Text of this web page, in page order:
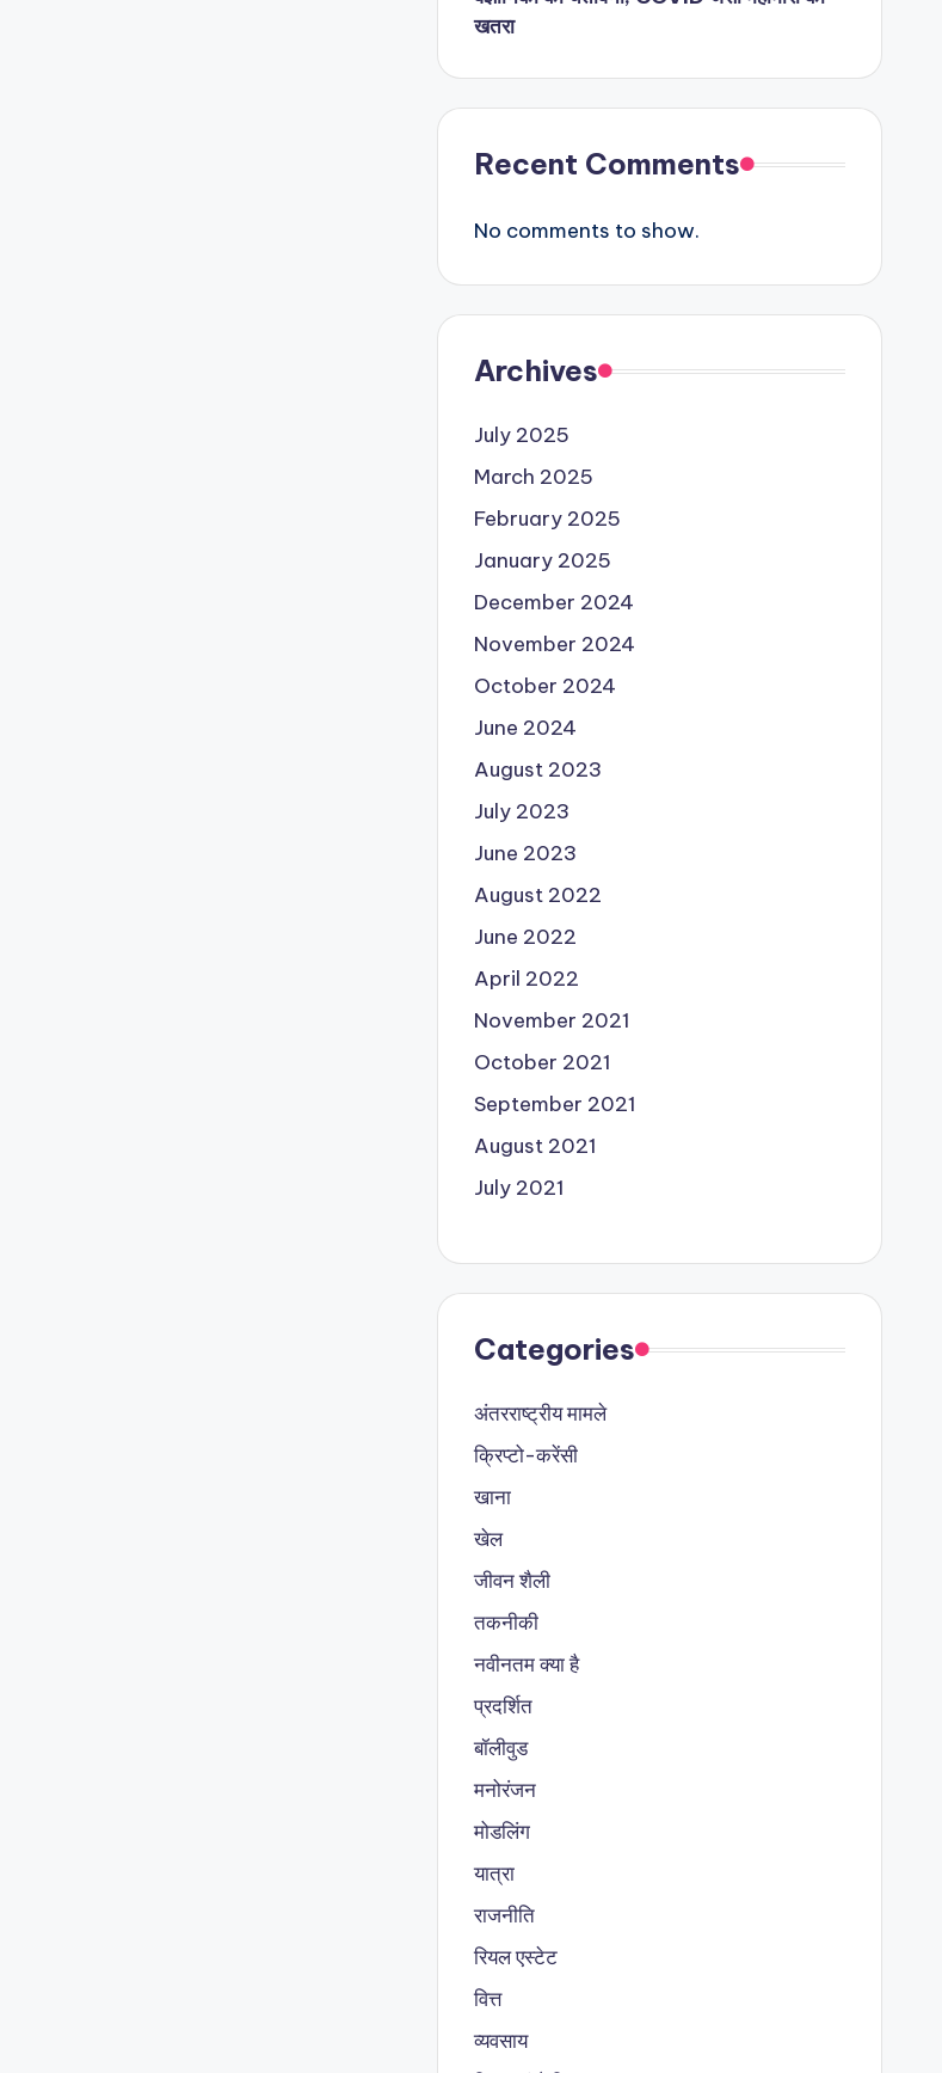
खतरा
Recent Comments
No comments to show.
Archives
July 2025
March 2025
February 2025
January 2025
December 2024
November 2024
October 2024
June 2024
August 2023
July 2023
June 2023
August 2022
June 2022
April 2022
November 2021
October 2021
September 2021
August 2021
July 2021
Categories
अंतरराष्ट्रीय मामले
क्रिप्टो-करेंसी
खाना
खेल
जीवन शैली
तकनीकी
नवीनतम क्या है
प्रदर्शित
बॉलीवुड
मनोरंजन
मोडलिंग
यात्रा
राजनीति
रियल एस्टेट
वित्त
व्यवसाय